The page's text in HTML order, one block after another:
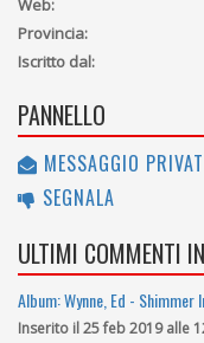
Web:
Provincia:
Iscritto dal:
PANNELLO
MESSAGGIO
SEGNALA
ULTIMI COMMENTI
Album: Wynne, Ed - Shimmer
Inserito il 25 feb 2019 alle